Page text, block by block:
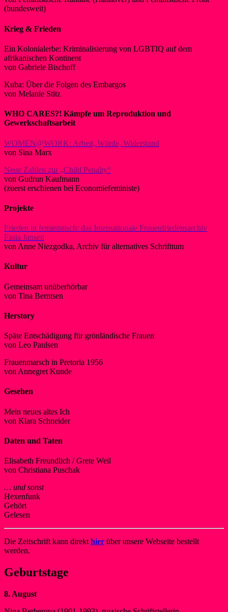
(bundesweit)
Krieg & Frieden
Ein Kolonialerbe: Kriminalisierung von LGBTIQ auf dem
afrikanischen Kontinent
von Gabriele Bischoff
Kuba: Über die Folgen des Embargos
von Melanie Stitz
WHO CARES?! Kämpfe um Reproduktion und
Gewerkschaftsarbeit
WOMEN@WORK: Arbeit, Würde, Widerstand
von Sina Marx
Neue Zahlen zur „Child Penalty“
von Gudrun Kaufmann
(zuerst erschienen bei Economiefeministe)
Projekte
Frieden in feministisch: das Internationale Frauenfriedensarchiv
Fasia Jansen
von Anne Niezgodka, Archiv für alternatives Schrifttum
Kultur
Gemeinsam unüberhörbar
von Tina Berntsen
Herstory
Späte Entschädigung für grönländische Frauen
von Leo Paulsen
Frauenmarsch in Pretoria 1956
von Annegret Kunde
Gesehen
Mein neues altes Ich
von Klara Schneider
Daten und Taten
Elisabeth Freundlich / Grete Weil
von Christiana Puschak
… und sonst
Hexenfunk
Gehört
Gelesen
Die Zeitschrift kann direkt hier über unsere Webseite bestellt
werden.
Geburtstage
8. August